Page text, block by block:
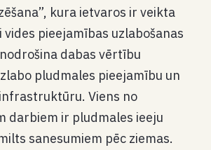
kura ietvaros ir veikta
pieejamības uzlabošanas
dabas vērtību
pludmales pieejamību un
Viens no
darbiem ir pludmales ieeju
sanesumiem pēc ziemas.